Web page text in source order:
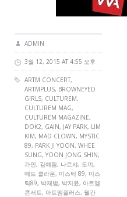
ADMIN
3월 12, 2015 AT 4:55 오후
ARTM CONCERT,
ARTMPLUS, BROWNEYED
GIRLS, CULTUREM,
CULTUREM MAG,
CULTUREM MAGAZINE,
DOK2, GAIN, JAY PARK, LIM
KIM, MAD CLOWN, MYSTIC
89, PARK JI YOON, WHEE
SUNG, YOON JONG SHIN,
가인, 김예림, 나르샤, 도끼,
매드 클라운, 미스틱 89, 미스
틱89, 박재범, 박지윤, 아트엠
콘서트, 아트엠플러스, 월간